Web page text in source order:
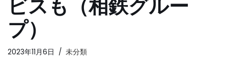
プ
ビスも（相鉄グルー
プ）
2023年11月6日 未分類